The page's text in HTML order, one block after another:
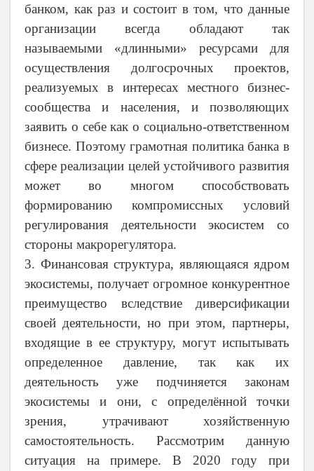
банком, как раз и состоит в том, что данные
организации всегда обладают так
называемыми «длинными» ресурсами для
осуществления долгосрочных проектов,
реализуемых в интересах местного бизнес-
сообщества и населения, и позволяющих
заявить о себе как о социально-ответственном
бизнесе. Поэтому грамотная политика банка в
сфере реализации целей устойчивого развития
может во многом способствовать
формированию компромиссных условий
регулирования деятельности экосистем со
стороны макрорегулятора.
3. Финансовая структура, являющаяся ядром
экосистемы, получает огромное конкурентное
преимущество вследствие диверсификации
своей деятельности, но при этом, партнеры,
входящие в ее структуру, могут испытывать
определенное давление, так как их
деятельность уже подчиняется законам
экосистемы и они, с определённой точки
зрения, утрачивают хозяйственную
самостоятельность. Рассмотрим данную
ситуация на примере. В 2020 году при